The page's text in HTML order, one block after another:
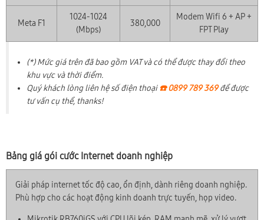
Meta F1
1024-1024
(Mbps)
380,000
Modem Wifi 6 + AP +
FPT Play
(*) Mức giá trên đã bao gồm VAT và có thể được thay đổi theo
khu vực và thời điểm.
Quý khách lòng liên hệ số điện thoại☎️ 0899 789 369để được
tư vấn cụ thể, thanks!
Bảng giá gói cước Internet doanh nghiệp
Giải pháp internet tốc độ cao, ổn định, dành riêng doanh nghiệp.
Phù hợp cho các hoạt động kinh doanh trực tuyến, họp video.